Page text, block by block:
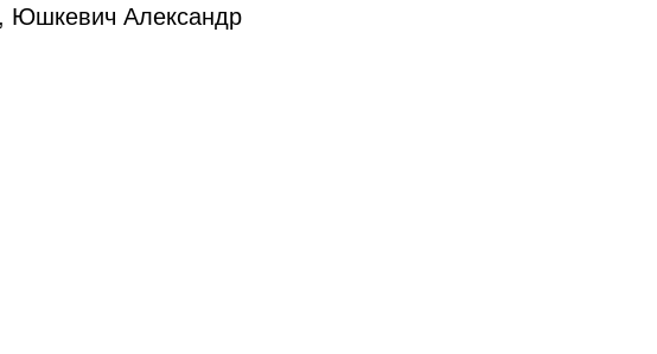
Юшкевич Александр